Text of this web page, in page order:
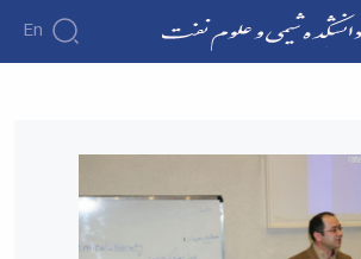
En
- دانشکده شیمی و علوم